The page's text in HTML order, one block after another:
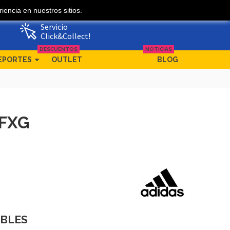
Servicio
Click&Collect!
OUTLET
DESCUENTOS
BLOG
NOTICIAS
en nuestros sitios.